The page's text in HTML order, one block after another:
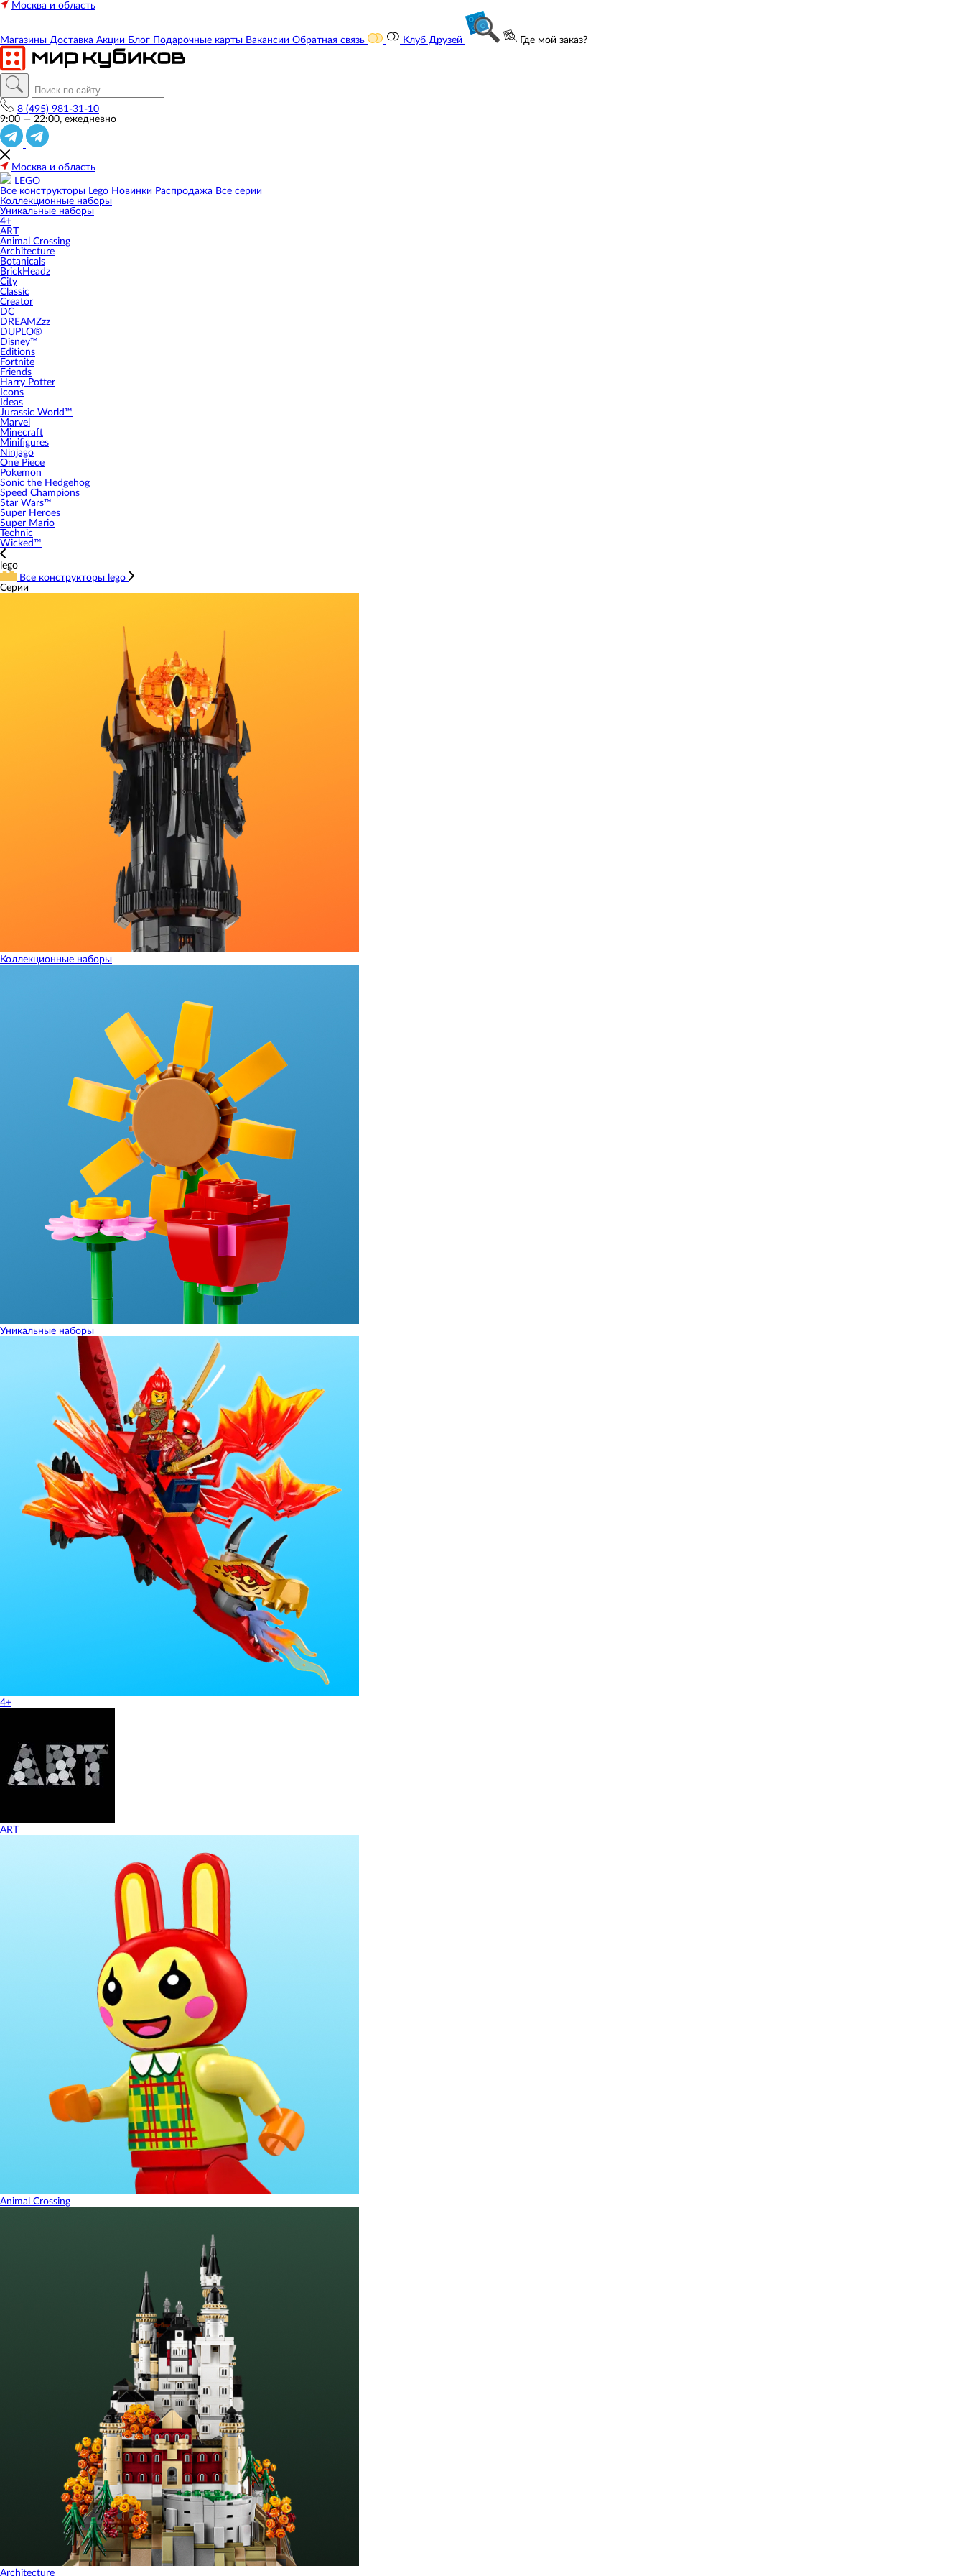
Москва и область
Магазины Доставка Акции Блог Подарочные карты Вакансии Обратная связь Клуб Друзей Где мой заказ?
8 (495) 981-31-10
9:00 — 22:00, ежедневно
Москва и область
LEGO
Все конструкторы Lego Новинки Распродажа Все серии
Коллекционные наборы
Уникальные наборы
4+
ART
Animal Crossing
Architecture
Botanicals
BrickHeadz
City
Classic
Creator
DC
DREAMZzz
DUPLO®
Disney™
Editions
Fortnite
Friends
Harry Potter
Icons
Ideas
Jurassic World™
Marvel
Minecraft
Minifigures
Ninjago
One Piece
Pokemon
Sonic the Hedgehog
Speed Champions
Star Wars™
Super Heroes
Super Mario
Technic
Wicked™
lego
Все конструкторы lego
Серии
Коллекционные наборы
Уникальные наборы
4+
ART
Animal Crossing
Architecture